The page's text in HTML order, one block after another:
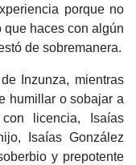
porque no
haces con algún
de sobremanera.
Inzunza, mientras
humillar o sobajar a
licencia, Isaías
Isaías González
y prepotente